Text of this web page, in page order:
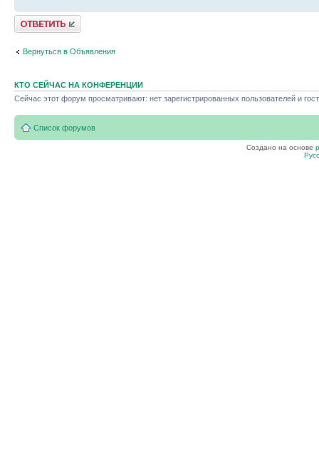
Ответить
Вернуться в Объявления
КТО СЕЙЧАС НА КОНФЕРЕНЦИИ
Сейчас этот форум просматривают: нет зарегистрированных пользователей и
Список форумов
Создано на основе